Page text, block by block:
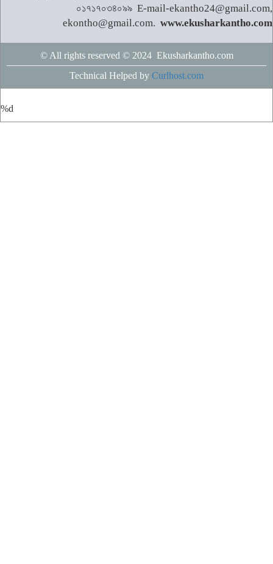
০১৭১৭০৩৪০৯৯ E-mail-ekantho24@gmail.com,
ekontho@gmail.com. www.ekusharkantho.com
© All rights reserved © 2024 Ekusharkantho.com
Technical Helped by Curlhost.com
%d